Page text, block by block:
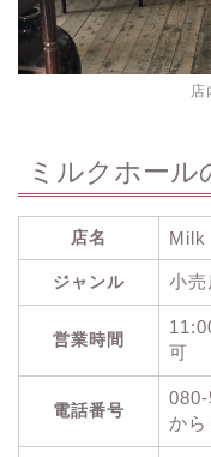
店
ミルクホール
店名 Milk
ジャンル 小売
営業時間
可
電話番号
から